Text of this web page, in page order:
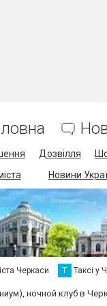
Дозвілля
Новини
Черкаси Т Таксі у
ночной клуб в